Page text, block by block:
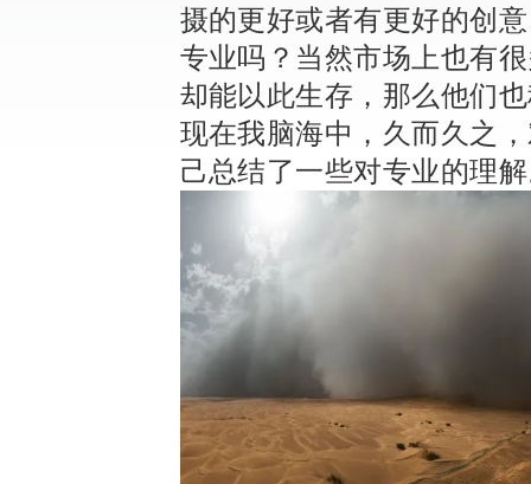
摄的更好或者有更好的创
专业吗？ 当然市场上也有
却能以此生存，那么他们
现在我脑海中，久而久之
己总结了一些对专业的理